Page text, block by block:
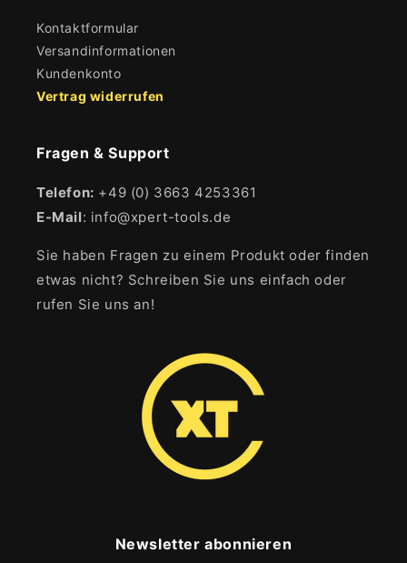
Kontaktformular
Versandinformationen
Kundenkonto
Vertrag widerrufen
Fragen & Support
Telefon: +49 (0) 3663 4253361
E-Mail: info@xpert-tools.de
Sie haben Fragen zu einem Produkt oder finden
etwas nicht? Schreiben Sie uns einfach oder
rufen Sie uns an!
Newsletter abonnieren